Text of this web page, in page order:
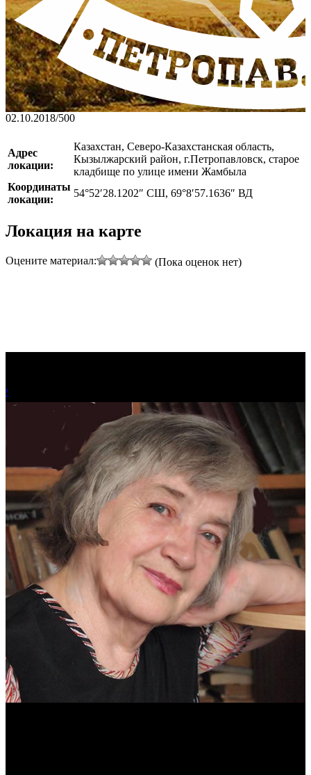
02.10.2018/500
Адрес
локации:
Казахстан, Северо-Казахстанская область,
Кызылжарский район, г.Петропавловск, старое
кладбище по улице имени Жамбыла
Координаты
локации:
54°52′28.1202″ СШ, 69°8′57.1636″ ВД
Локация на карте
Оцените материал: (Пока оценок нет)
!